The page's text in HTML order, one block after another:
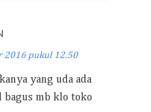
2016 pukul 12.50
yang uda ada
bagus mb klo toko